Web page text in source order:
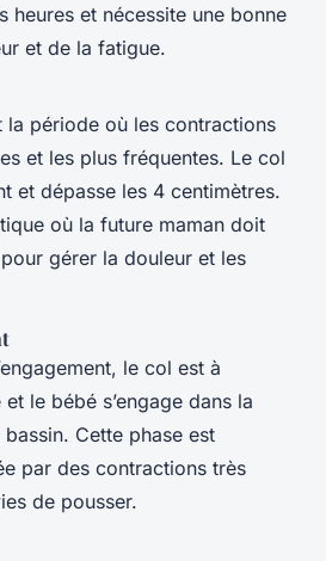
heures et nécessite une bonne
et de la fatigue.
la période où les contractions
et les plus fréquentes. Le col
et dépasse les 4 centimètres.
où la future maman doit
gérer la douleur et les
le col est à
le bébé s’engage dans la
Cette phase est
par des contractions très
de pousser.